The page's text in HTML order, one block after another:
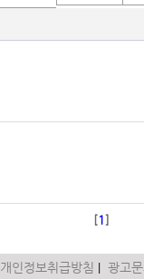
[1]
개인정보취급방침 광고문